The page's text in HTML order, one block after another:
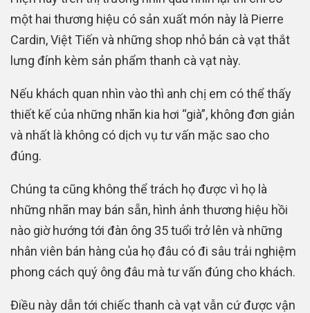
một hai thương hiệu có sản xuất món này là Pierre
Cardin, Việt Tiến và những shop nhỏ bán cà vạt thắt
lưng đính kèm sản phẩm thanh cà vạt này.
Nếu khách quan nhìn vào thì anh chị em có thể thấy
thiết kế của những nhãn kia hơi “già”, không đơn giản
và nhất là không có dịch vụ tư vấn mặc sao cho
đúng.
Chúng ta cũng không thể trách họ được vì họ là
những nhãn may bán sẵn, hình ảnh thương hiệu hồi
nào giờ hướng tới đàn ông 35 tuổi trở lên và những
nhân viên bán hàng của họ đâu có đi sâu trải nghiệm
phong cách quý ông đâu mà tư vấn đúng cho khách.
Điều này dẫn tới chiếc thanh cà vạt vẫn cứ được vận